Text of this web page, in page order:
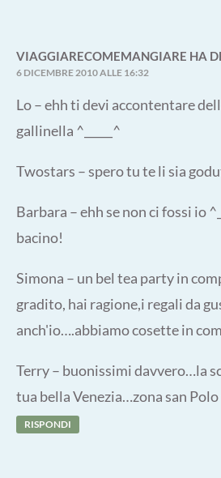
VIAGGIARECOMEMANGIARE HA
6 DICEMBRE 2010 ALLE 16:32
Lo – ehh ti devi accontentare
gallinella ^_____^
Twostars – spero tu te li sia
Barbara – ehh se non ci fossi io
bacino!
Simona – un bel tea party in
gradito, hai ragione,i regali da
anch'io….abbiamo cosette in
Terry – buonissimi davvero…la
tua bella Venezia…zona san Polo
RISPONDI